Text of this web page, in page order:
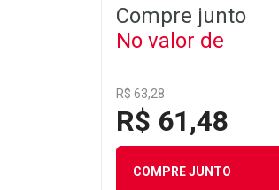
Compre junto
No valor de
R$ 63,28
R$ 61,48
COMPRE JUNTO